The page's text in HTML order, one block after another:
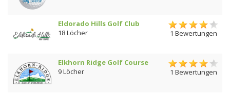
Eldorado Hills Golf Club
18 Löcher
1 Bewertungen
Elkhorn Ridge Golf Course
9 Löcher
1 Bewertungen